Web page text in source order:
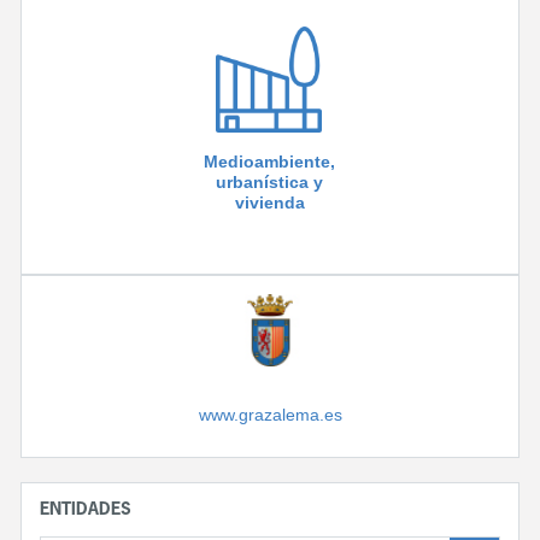
Medioambiente,
urbanística y
vivienda
www.grazalema.es
ENTIDADES